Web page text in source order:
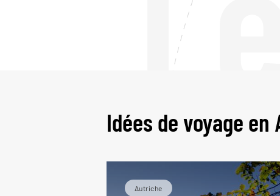
Idées de voyage
Autriche